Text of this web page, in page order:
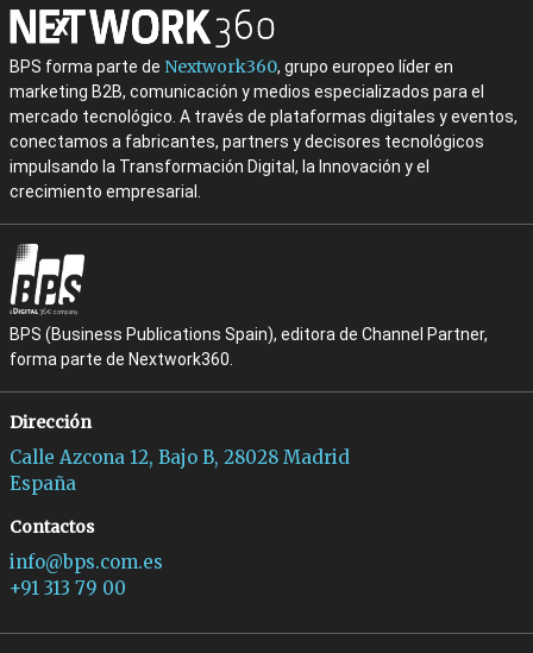
BPS forma parte de Nextwork360, grupo europeo líder en
marketing B2B, comunicación y medios especializados para el
mercado tecnológico. A través de plataformas digitales y eventos,
conectamos a fabricantes, partners y decisores tecnológicos
impulsando la Transformación Digital, la Innovación y el
crecimiento empresarial.
BPS (Business Publications Spain), editora de Channel Partner,
forma parte de Nextwork360.
Dirección
Calle Azcona 12, Bajo B, 28028 Madrid
España
Contactos
info@bps.com.es
+91 313 79 00